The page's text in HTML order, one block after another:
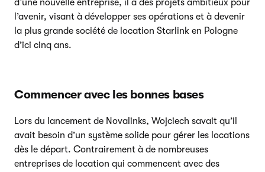
d’une nouvelle entreprise, il a des projets ambitieux pour
l’avenir, visant à développer ses opérations et à devenir
la plus grande société de location Starlink en Pologne
d’ici cinq ans.
Commencer avec les bonnes bases
Lors du lancement de Novalinks, Wojciech savait qu’il
avait besoin d’un système solide pour gérer les locations
dès le départ. Contrairement à de nombreuses
entreprises de location qui commencent avec des